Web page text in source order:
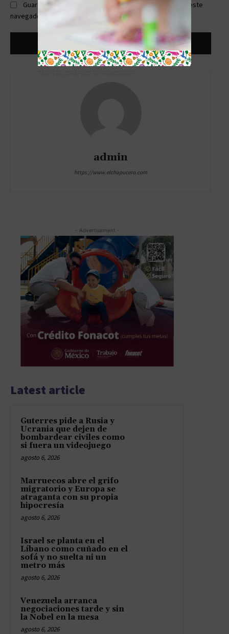
Guardar mi nombre, correo electrónico y sitio web en este
navegador la próxima vez que comente.
admin
https://www.elchapucero.com
- Advertisement -
Latest article
Guterres pide a Rusia y
Ucrania que dejen de
bombardear civiles como
si fuera un videojuego
agosto 6, 2026
Marruecos abre el grifo
migratorio y Europa se
atraganta con su propia
hipocresía
agosto 6, 2026
Israel se planta en el
Líbano como cuñado en el
sofá y no suelta ni un
metro más
agosto 6, 2026
Venezuela arranca
negociaciones tarde y sin
la Nobel en la mesa
agosto 6, 2026